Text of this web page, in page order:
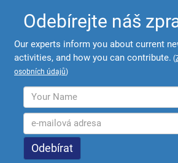
Odebírejte náš
Our experts inform you about current
activities, and how you can contribute. (
osobních údajů)